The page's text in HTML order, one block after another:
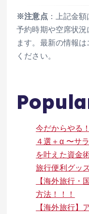
※注意点 ：上記金
予約時期や空席状
ます。最新の情報
ください。
今だからやる
４選＋α 〜サ
を叶えた資金
旅行便利グッ
【海外旅行・
方法！！！
【海外旅行】